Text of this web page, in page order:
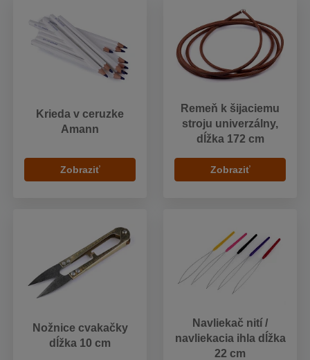
Krieda v ceruzke
Amann
Zobraziť
Remeň k šijaciemu
stroju univerzálny,
dĺžka 172 cm
Zobraziť
Nožnice cvakačky
dĺžka 10 cm
Navliekač nití /
navliekacia ihla dĺžka
22 cm